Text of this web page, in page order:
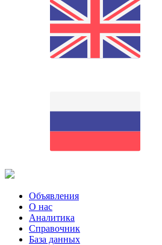
Объявления
О нас
Аналитика
Справочник
База данных